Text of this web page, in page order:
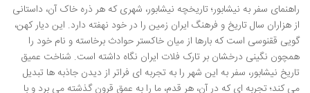
راهنمای سفر به نیشابور؛ تاریخچه نیشابور، شهری که هر ذره خاک آن، داستانی
از هزاران سال تاریخ و فرهنگ ایران زمین را در خود نهفته دارد. این دیار کهن،
گویی ققنوسی است که بارها از میان خاکستر حوادث برخاسته و نام خود را
همچون نگینی درخشان بر تارک فلات ایران نگاه داشته است. شناخت عمیق
تاریخ نیشابور، سفر به این شهر را به تجربه ای فراتر از دیدن جاذبه ها تبدیل
می کند؛ تجربه ای که در آن، هر قدم، ما را به عمق قرون گذشته می برد و با